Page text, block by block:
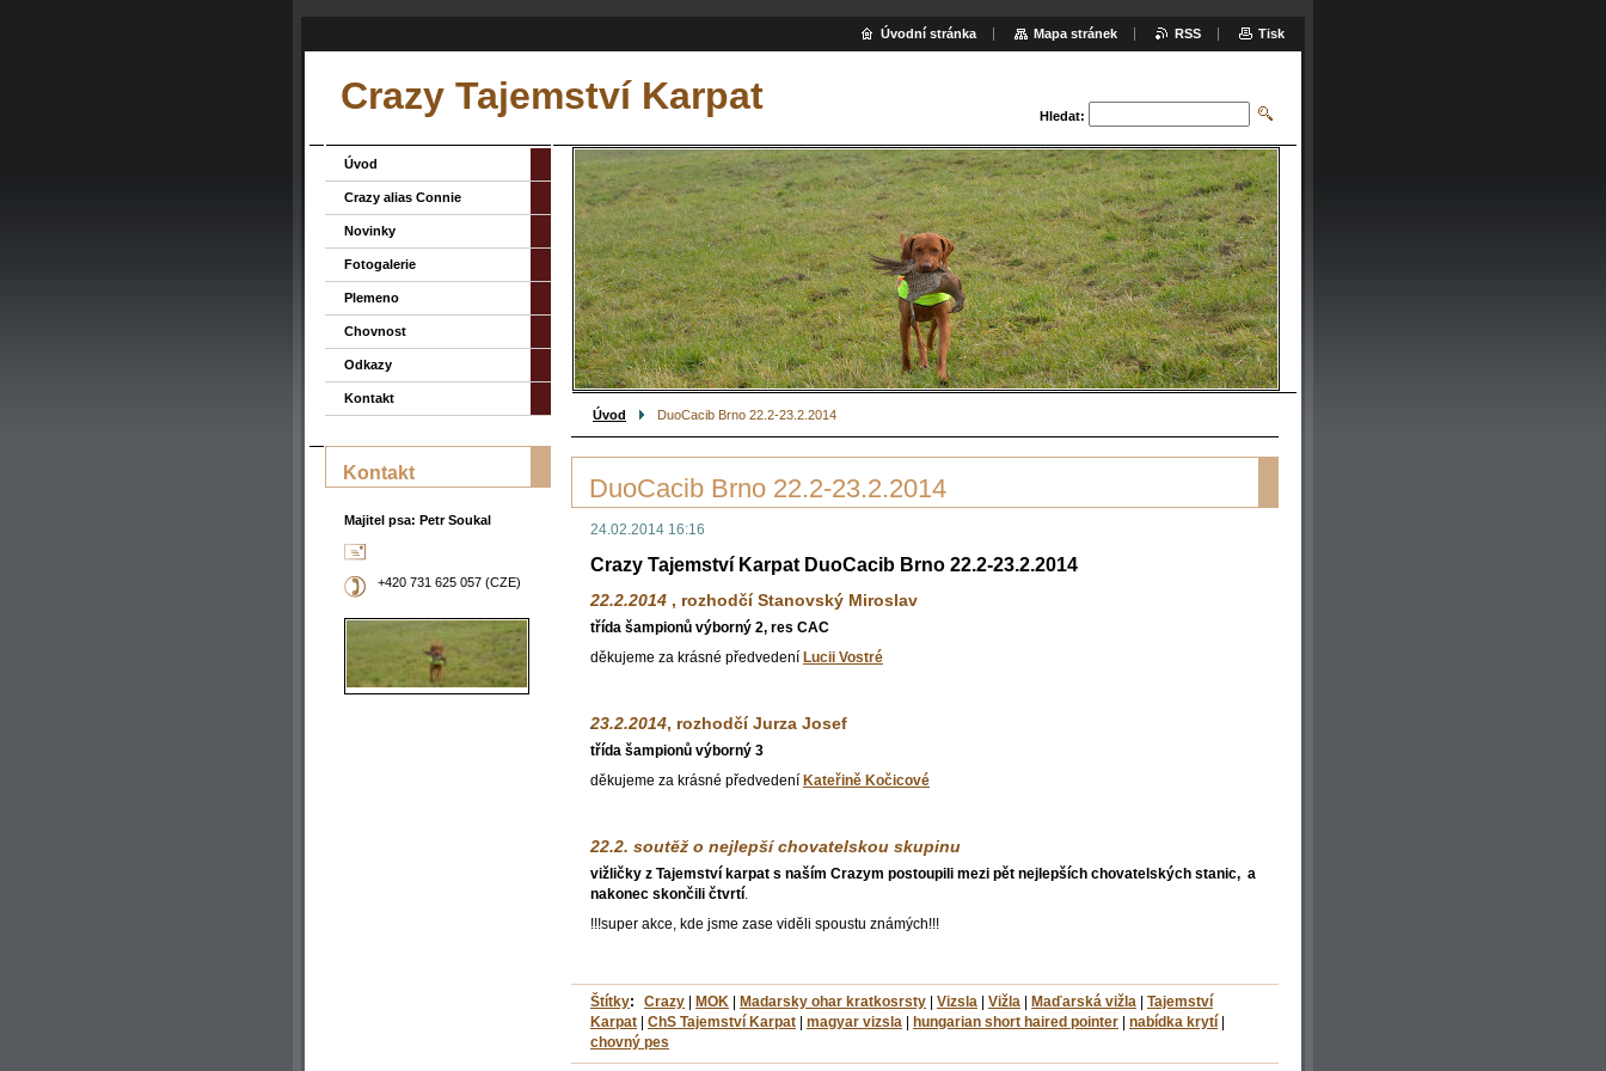
Crazy Tajemství Karpat Hledat:
Úvod DuoCacib Brno 22.2-23.2.2014
DuoCacib Brno 22.2-23.2.2014
24.02.2014 16:16
Crazy Tajemství Karpat DuoCacib Brno 22.2-23.2.2014
22.2.2014 , rozhodčí Stanovský Miroslav
třída šampionů výborný 2, res CAC
děkujeme za krásné předvedení Lucii Vostré
23.2.2014, rozhodčí Jurza Josef
třída šampionů výborný 3
děkujeme za krásné předvedení Kateřině Kočicové
22.2. soutěž o nejlepší chovatelskou skupinu
vižličky z Tajemství karpat s naším Crazym postoupili mezi pět nejlepších chovatelských stanic, a
nakonec skončili čtvrtí.
!!!super akce, kde jsme zase viděli spoustu známých!!!
Štítky: Crazy MOK Madarsky ohar kratkosrsty Vizsla Vižla Maďarská vižla
Tajemství
Karpat
ChS Tajemství Karpat magyar vizsla hungarian short haired pointer nabídka krytí
chovný pes
Úvod
Crazy alias Connie
Novinky
Fotogalerie
Plemeno
Chovnost
Odkazy
Kontakt
Kontakt
Majitel psa: Petr Soukal
+420 731 625 057 (CZE)
Úvodní stránka Mapa stránek RSS Tisk